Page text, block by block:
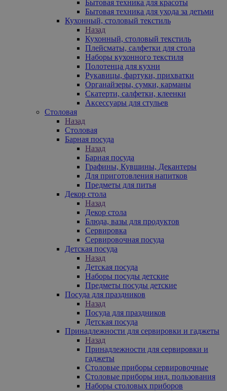
Бытовая техника для красоты
Бытовая техника для ухода за детьми
Кухонный, столовый текстиль
Назад
Кухонный, столовый текстиль
Плейсматы, салфетки для стола
Наборы кухонного текстиля
Полотенца для кухни
Рукавицы, фартуки, прихватки
Органайзеры, сумки, карманы
Скатерти, салфетки, клеенки
Аксессуары для стульев
Столовая
Назад
Столовая
Барная посуда
Назад
Барная посуда
Графины, Кувшины, Декантеры
Для приготовления напитков
Предметы для питья
Декор стола
Назад
Декор стола
Блюда, вазы для продуктов
Сервировка
Сервировочная посуда
Детская посуда
Назад
Детская посуда
Наборы посуды детские
Предметы посуды детские
Посуда для праздников
Назад
Посуда для праздников
Детская посуда
Принадлежности для сервировки и гаджеты
Назад
Принадлежности для сервировки и
гаджеты
Столовые приборы сервировочные
Столовые приборы инд. пользования
Наборы столовых приборов